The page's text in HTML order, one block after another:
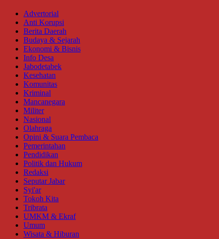
Advertorial
Anti Korupsi
Berita Daerah
Budaya & Sejarah
Ekonomi & Bisnis
Info Desa
Jabodetabek
Kesehatan
Komunitas
Kriminal
Mancanegara
Militer
Nasional
Olahraga
Opini & Suara Pembaca
Pemerintahan
Pendidikan
Politik dan Hukum
Redaksi
Seputar Jabar
Syi'ar
Tokoh Kita
Tribrata
UMKM & Ekraf
Umum
Wisata & Hiburan